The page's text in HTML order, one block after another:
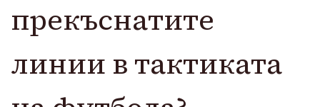
прекъснатите
линии в тактиката